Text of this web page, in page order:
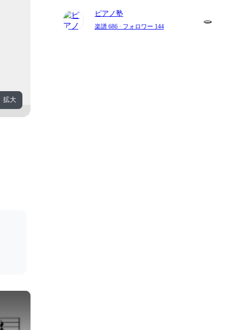
拡大
ピアノ塾
楽譜 686 · フォロワー 144